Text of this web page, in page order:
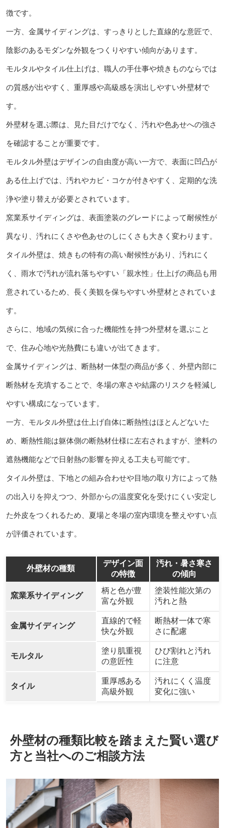
徴です。
一方、金属サイディングは、すっきりとした直線的な意匠で、
陰影のあるモダンな外観をつくりやすい傾向があります。
モルタルやタイル仕上げは、職人の手仕事や焼きものならでは
の質感が出やすく、重厚感や高級感を演出しやすい外壁材で
す。
外壁材を選ぶ際は、見た目だけでなく、汚れや色あせへの強さ
を確認することが重要です。
モルタル外壁はデザインの自由度が高い一方で、表面に凹凸が
ある仕上げでは、汚れやカビ・コケが付きやすく、定期的な洗
浄や塗り替えが必要とされています。
窯業系サイディングは、表面塗装のグレードによって耐候性が
異なり、汚れにくさや色あせのしにくさも大きく変わります。
タイル外壁は、焼きもの特有の高い耐候性があり、汚れにく
く、雨水で汚れが流れ落ちやすい「親水性」仕上げの商品も用
意されているため、長く美観を保ちやすい外壁材とされていま
す。
さらに、地域の気候に合った機能性を持つ外壁材を選ぶこと
で、住み心地や光熱費にも違いが出てきます。
金属サイディングは、断熱材一体型の商品が多く、外壁内部に
断熱材を充填することで、冬場の寒さや結露のリスクを軽減し
やすい構成になっています。
一方、モルタル外壁は仕上げ自体に断熱性はほとんどないた
め、断熱性能は躯体側の断熱材仕様に左右されますが、塗料の
遮熱機能などで日射熱の影響を抑える工夫も可能です。
タイル外壁は、下地との組み合わせや目地の取り方によって熱
の出入りを抑えつつ、外部からの温度変化を受けにくい安定し
た外皮をつくれるため、夏場と冬場の室内環境を整えやすい点
が評価されています。
外壁材の種類
デザイン面
の特徴
汚れ・暑さ寒さ
の傾向
窯業系サイディング
柄と色が豊
富な外観
塗装性能次第の
汚れと熱
金属サイディング
直線的で軽
快な外観
断熱材一体で寒
さに配慮
モルタル
塗り肌重視
の意匠性
ひび割れと汚れ
に注意
タイル
重厚感ある
高級外観
汚れにくく温度
変化に強い
外壁材の種類比較を踏まえた賢い選び
方と当社へのご相談方法